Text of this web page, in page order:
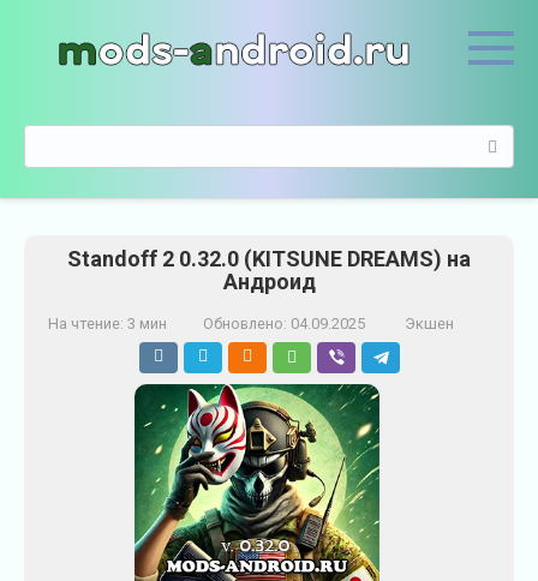
о
Standoff 2 0.32.0 (KITSUNE DREAMS) на
Андроид
На чтение: 3 мин Обновлено: 04.09.2025 Экшен